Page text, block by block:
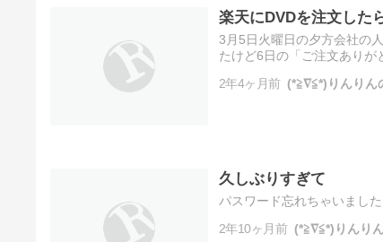
楽天にDVDを注文した
3月5日火曜日の夕方会社の
たけど6日の「ご注文ありが
2年4ヶ月前 (*≧∇≦*)りんりん
久しぶりすぎて
パスワード忘れちゃいました
2年10ヶ月前 (*≧∇≦*)りんり